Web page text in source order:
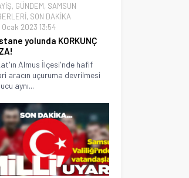
, GÜNDEM, SAMSUN
, SON DAKİKA
Ocak 2023 13:54
yolunda KORKUNÇ
Almus İlçesi'nde hafif
aracın uçuruma devrilmesi
aynı...